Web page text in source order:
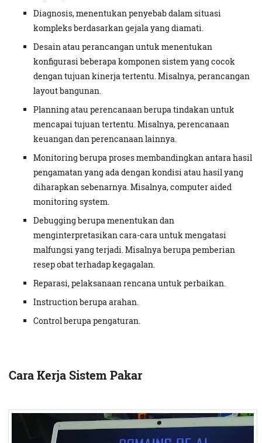
Diagnosis, menentukan penyebab dalam situasi
kompleks berdasarkan gejala yang diamati.
Desain atau perancangan untuk menentukan
konfigurasi beberapa komponen sistem yang cocok
dengan tujuan kinerja tertentu. Misalnya, perancangan
layout bangunan.
Planning atau perencanaan berupa tindakan untuk
mencapai tujuan tertentu. Misalnya, perencanaan
keuangan dan perencanaan lainnya.
Monitoring berupa proses membandingkan antara hasil
pengamatan yang ada dengan kondisi atau hasil yang
diharapkan sebenarnya. Misalnya, computer aided
monitoring system.
Debugging berupa menentukan dan
menginterpretasikan cara-cara untuk mengatasi
malfungsi yang terjadi. Misalnya berupa pemberian
resep obat terhadap kegagalan.
Reparasi, pelaksanaan rencana untuk perbaikan.
Instruction berupa arahan.
Control berupa pengaturan.
Cara Kerja Sistem Pakar